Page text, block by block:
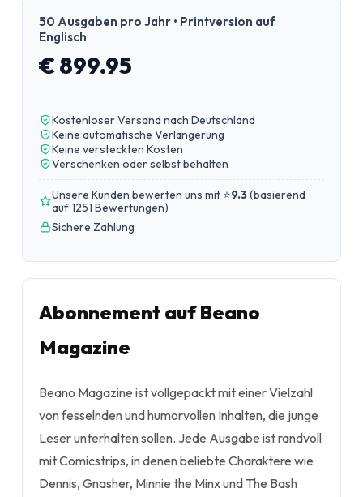
50 Ausgaben pro Jahr • Printversion auf
Englisch
€ 899.95
Kostenloser Versand nach Deutschland
Keine automatische Verlängerung
Keine versteckten Kosten
Verschenken oder selbst behalten
Unsere Kunden bewerten uns mit ⭐9.3(basierend
auf 1251 Bewertungen)
Sichere Zahlung
Abonnement auf Beano
Magazine
Beano Magazine ist vollgepackt mit einer Vielzahl
von fesselnden und humorvollen Inhalten, die junge
Leser unterhalten sollen. Jede Ausgabe ist randvoll
mit Comicstrips, in denen beliebte Charaktere wie
Dennis, Gnasher, Minnie the Minx und The Bash